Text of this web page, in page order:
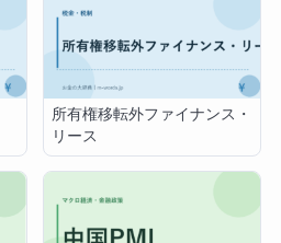
所有権移転外ファイナンス・
リース